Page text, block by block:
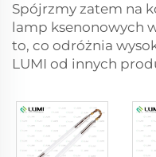
Spójrzmy zatem na
lamp ksenonowych
to, co odróżnia
LUMI od innych